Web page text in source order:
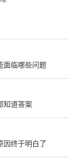
面临哪些问题
知道答案
因终于明白了